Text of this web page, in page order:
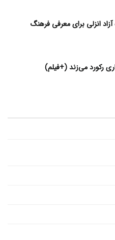
انزلی برای معرفی فرهنگ
رکورد می‌زند (+فیلم)